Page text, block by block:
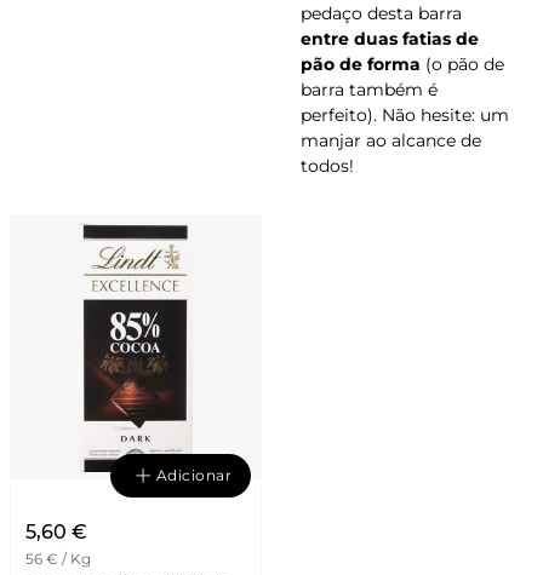
pedaço desta barra
entre duas fatias de
pão de forma (o pão de
barra também é
perfeito). Não hesite: um
manjar ao alcance de
todos!
Adicionar
5,60 €
56 € / Kg